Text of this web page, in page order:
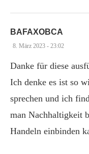
BAFAXOBCA
8. März 2023 - 23:02
Danke für diese
Ich denke es ist so
sprechen und ich
man Nachhaltigkeit
Handeln einbinden